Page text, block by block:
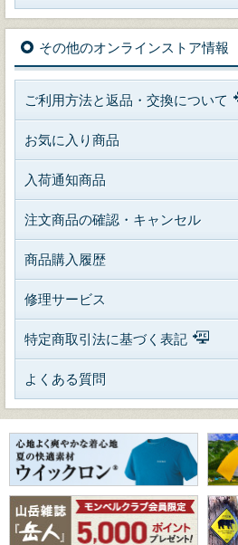
その他のオンラインストア情報
ご利用方法と返品・交換について
お気に入り商品
入荷通知商品
注文商品の確認・キャンセル
商品購入履歴
修理サービス
特定商取引法に基づく表記
よくある質問